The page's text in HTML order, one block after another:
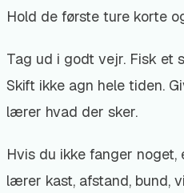
Hold de første ture korte
Tag ud i godt vejr. Fisk et
Skift ikke agn hele tiden.
lærer hvad der sker.
Hvis du ikke fanger
lærer kast, afstand, bund,